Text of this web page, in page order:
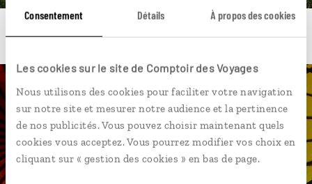
Consentement Détails À propos des cookies
Les cookies sur le site de Comptoir des Voyages
Nous utilisons des cookies pour faciliter votre navigation
sur notre site et mesurer notre audience et la pertinence
de nos publicités. Vous pouvez choisir maintenant quels
cookies vous acceptez. Vous pourrez modifier vos choix en
cliquant sur « gestion des cookies » en bas de page.
Une envie de voyage
particulière ?